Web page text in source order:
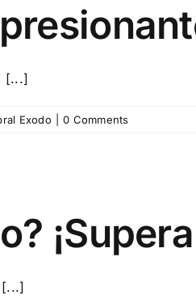
[...]
Exodo 0 Comments